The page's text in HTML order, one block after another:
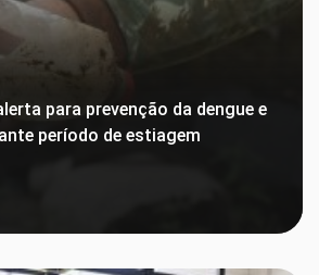
para prevenção da dengue e
período de estiagem